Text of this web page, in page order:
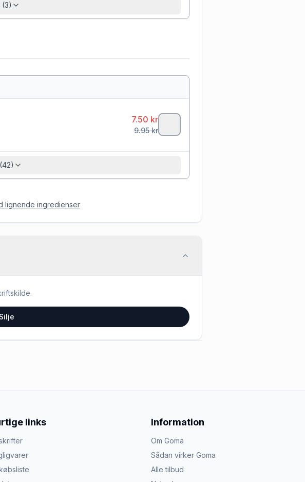
7.50 kr
9.95kr
lignende ingredienser
links Information
Om Goma
Sådan virker Goma
Alle tilbud